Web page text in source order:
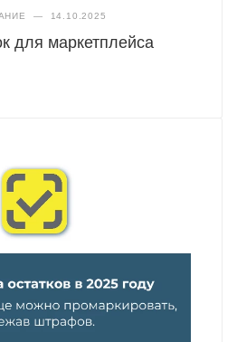
— 14.10.2025
для маркетплейса